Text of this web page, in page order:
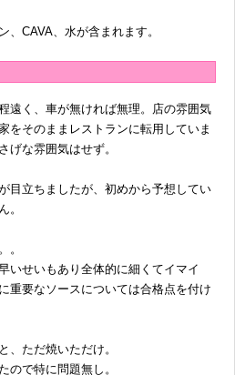
、CAVA、水が含まれます。
遠く、車が無ければ無理。店の雰囲気
をそのままレストランに転用していま
げな雰囲気はせず。
目立ちましたが、初めから予想してい
。
。
いせいもあり全体的に細くてイマイ
重要なソースについては合格点を付け
、ただ焼いただけ。
ので特に問題無し。